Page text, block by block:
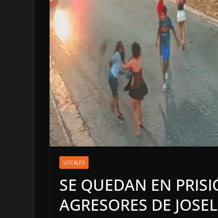
LOCALES
SE QUEDAN EN
AGRESORES DE
LOCALES OPINIÓN
7 agosto, 2026